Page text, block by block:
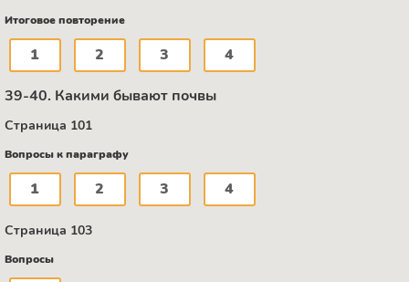
Итоговое повторение
1 2 3 4
39-40. Какими бывают почвы
Страница 101
Вопросы к параграфу
1 2 3 4
Страница 103
Вопросы